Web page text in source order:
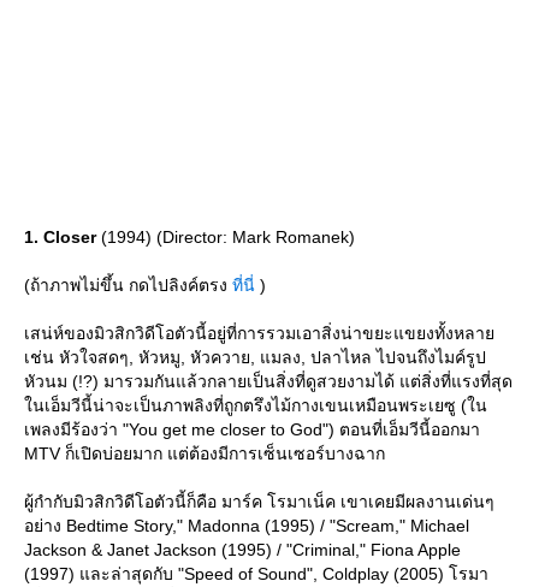
1. Closer(1994) (Director: Mark Romanek)
(ถ้าภาพไม่ขึ้น กดไปลิงค์ตรง ที่นี่ )
เสน่ห์ของมิวสิกวิดีโอตัวนี้อยู่ที่การรวมเอาสิ่งน่าขยะแขยงทั้งหลา
เช่น หัวใจสดๆ, หัวหมู, หัวควาย, แมลง, ปลาไหล ไปจนถึงไมค์รูป
หัวนม (!?) มารวมกันแล้วกลายเป็นสิ่งที่ดูสวยงามได้ แต่สิ่งที่แรงที่สุด
นเอ็มวีนี้น่าจะเป็นภาพลิงที่ถูกตรึงไม้กางเขนเหมือนพระเยซู (ใน
เพลงมีร้องว่า "You get me closer to God") ตอนที่เอ็มวีนี้ออกมา
MTV ก็เปิดบ่อยมาก แต่ต้องมีการเซ็นเซอร์บางฉาก
ผู้กำกับมิวสิกวิดีโอตัวนี้ก็คือ มาร์ค โรมาเน็ค เขาเคยมีผลงานเด่นๆ
อย่าง Bedtime Story," Madonna (1995) / "Scream," Michael
Jackson & Janet Jackson (1995) / "Criminal," Fiona Apple
(1997) และล่าสุดกับ "Speed of Sound", Coldplay (2005) โรมา